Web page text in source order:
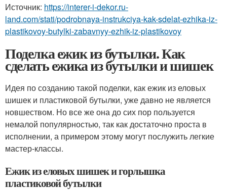
Источник: https://interer-i-dekor.ru-
land.com/stati/podrobnaya-instrukciya-kak-sdelat-ezhika-iz-
plastikovoy-butylki-zabavnyy-ezhik-iz-plastikovoy
Поделка ежик из бутылки. Как
сделать ежика из бутылки и шишек
Идея по созданию такой поделки, как ежик из еловых
шишек и пластиковой бутылки, уже давно не является
новшеством. Но все же она до сих пор пользуется
немалой популярностью, так как достаточно проста в
исполнении, а примером этому могут послужить легкие
мастер-классы.
Ежик из еловых шишек и горлышка
пластиковой бутылки